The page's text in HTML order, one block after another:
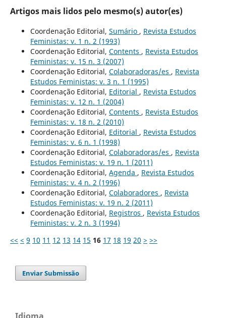
Artigos mais lidos pelo mesmo(s) autor(es)
Coordenação Editorial, Sumário , Revista Estudos
Feministas: v. 1 n. 2 (1993)
Coordenação Editorial, Contents , Revista Estudos
Feministas: v. 15 n. 3 (2007)
Coordenação Editorial, Colaboradoras/es , Revista
Estudos Feministas: v. 3 n. 1 (1995)
Coordenação Editorial, Editorial , Revista Estudos
Feministas: v. 12 n. 1 (2004)
Coordenação Editorial, Contents , Revista Estudos
Feministas: v. 18 n. 2 (2010)
Coordenação Editorial, Editorial , Revista Estudos
Feministas: v. 6 n. 1 (1998)
Coordenação Editorial, Colaboradoras/es , Revista
Estudos Feministas: v. 19 n. 1 (2011)
Coordenação Editorial, Agenda , Revista Estudos
Feministas: v. 4 n. 2 (1996)
Coordenação Editorial, Colaboradores , Revista
Estudos Feministas: v. 19 n. 2 (2011)
Coordenação Editorial, Registros , Revista Estudos
Feministas: v. 2 n. 3 (1994)
<< < 9 10 11 12 13 14 15 16 17 18 19 20 > >>
Enviar Submissão